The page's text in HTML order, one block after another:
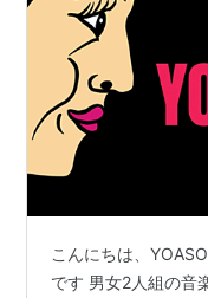
こんにちは、
です 男女2人組の音